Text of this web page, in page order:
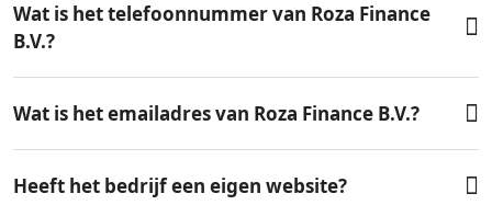
Wat is het telefoonnummer van Roza Finance
B.V.?
Wat is het emailadres van Roza Finance B.V.?
Heeft het bedrijf een eigen website?